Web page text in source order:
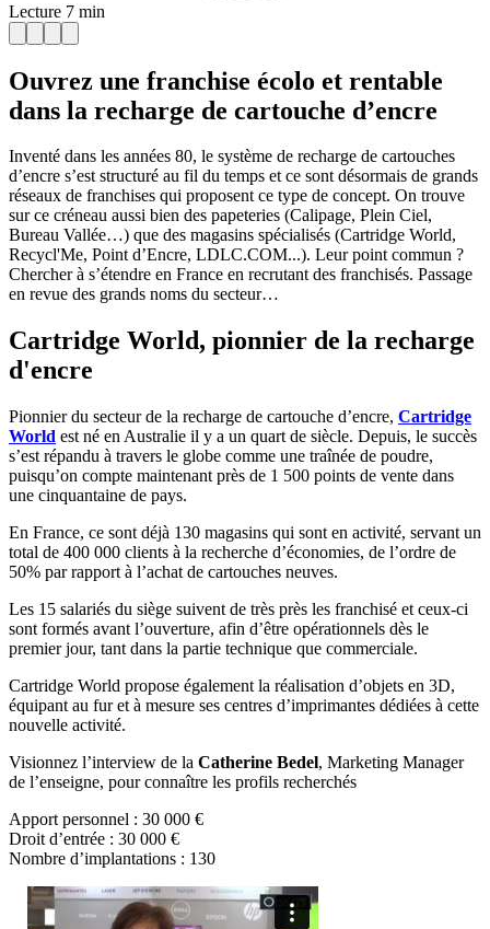
Lecture 7 min
Ouvrez une franchise écolo et rentable
dans la recharge de cartouche d’encre
Inventé dans les années 80, le système de recharge de cartouches
d’encre s’est structuré au fil du temps et ce sont désormais de grands
réseaux de franchises qui proposent ce type de concept. On trouve
sur ce créneau aussi bien des papeteries (Calipage, Plein Ciel,
Bureau Vallée…) que des magasins spécialisés (Cartridge World,
Recycl'Me, Point d’Encre, LDLC.COM...). Leur point commun ?
Chercher à s’étendre en France en recrutant des franchisés. Passage
en revue des grands noms du secteur…
Cartridge World, pionnier de la recharge
d'encre
Pionnier du secteur de la recharge de cartouche d’encre, Cartridge
World est né en Australie il y a un quart de siècle. Depuis, le succès
s’est répandu à travers le globe comme une traînée de poudre,
puisqu’on compte maintenant près de 1 500 points de vente dans
une cinquantaine de pays.
En France, ce sont déjà 130 magasins qui sont en activité, servant un
total de 400 000 clients à la recherche d’économies, de l’ordre de
50% par rapport à l’achat de cartouches neuves.
Les 15 salariés du siège suivent de très près les franchisé et ceux-ci
sont formés avant l’ouverture, afin d’être opérationnels dès le
premier jour, tant dans la partie technique que commerciale.
Cartridge World propose également la réalisation d’objets en 3D,
équipant au fur et à mesure ses centres d’imprimantes dédiées à cette
nouvelle activité.
Visionnez l’interview de la Catherine Bedel, Marketing Manager
de l’enseigne, pour connaître les profils recherchés
Apport personnel : 30 000 €
Droit d’entrée : 30 000 €
Nombre d’implantations : 130